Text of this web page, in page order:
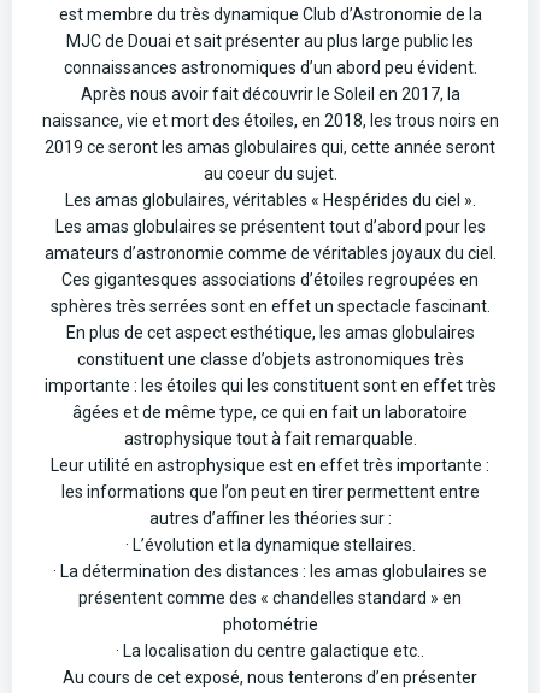
est membre du très dynamique Club d’Astronomie de la
MJC de Douai et sait présenter au plus large public les
connaissances astronomiques d’un abord peu évident.
Après nous avoir fait découvrir le Soleil en 2017, la
naissance, vie et mort des étoiles, en 2018, les trous noirs en
2019 ce seront les amas globulaires qui, cette année seront
au coeur du sujet.
Les amas globulaires, véritables « Hespérides du ciel ».
Les amas globulaires se présentent tout d’abord pour les
amateurs d’astronomie comme de véritables joyaux du ciel.
Ces gigantesques associations d’étoiles regroupées en
sphères très serrées sont en effet un spectacle fascinant.
En plus de cet aspect esthétique, les amas globulaires
constituent une classe d’objets astronomiques très
importante : les étoiles qui les constituent sont en effet très
âgées et de même type, ce qui en fait un laboratoire
astrophysique tout à fait remarquable.
Leur utilité en astrophysique est en effet très importante :
les informations que l’on peut en tirer permettent entre
autres d’affiner les théories sur :
· L’évolution et la dynamique stellaires.
· La détermination des distances : les amas globulaires se
présentent comme des « chandelles standard » en
photométrie
· La localisation du centre galactique etc..
Au cours de cet exposé, nous tenterons d’en présenter